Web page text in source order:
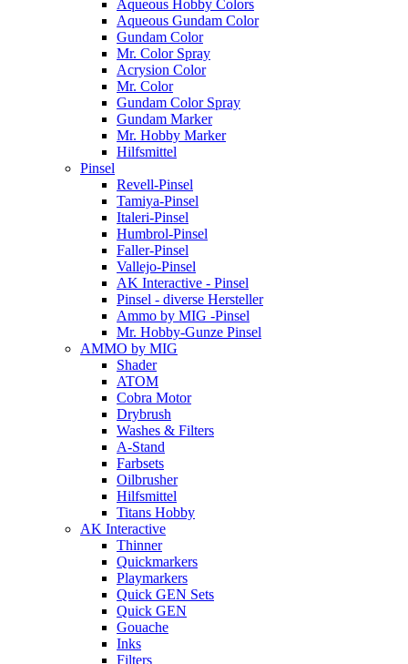
Aqueous Hobby Colors
Aqueous Gundam Color
Gundam Color
Mr. Color Spray
Acrysion Color
Mr. Color
Gundam Color Spray
Gundam Marker
Mr. Hobby Marker
Hilfsmittel
Pinsel
Revell-Pinsel
Tamiya-Pinsel
Italeri-Pinsel
Humbrol-Pinsel
Faller-Pinsel
Vallejo-Pinsel
AK Interactive - Pinsel
Pinsel - diverse Hersteller
Ammo by MIG -Pinsel
Mr. Hobby-Gunze Pinsel
AMMO by MIG
Shader
ATOM
Cobra Motor
Drybrush
Washes & Filters
A-Stand
Farbsets
Oilbrusher
Hilfsmittel
Titans Hobby
AK Interactive
Thinner
Quickmarkers
Playmarkers
Quick GEN Sets
Quick GEN
Gouache
Inks
Filters